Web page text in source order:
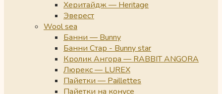
Херитайдж — Heritage
Эверест
Wool sea
Банни — Bunny
Банни Стар - Bunny star
Кролик Ангора — RABBIT ANGORA
Люрекс — LUREX
Пайетки — Paillettes
Пайетки на конусе